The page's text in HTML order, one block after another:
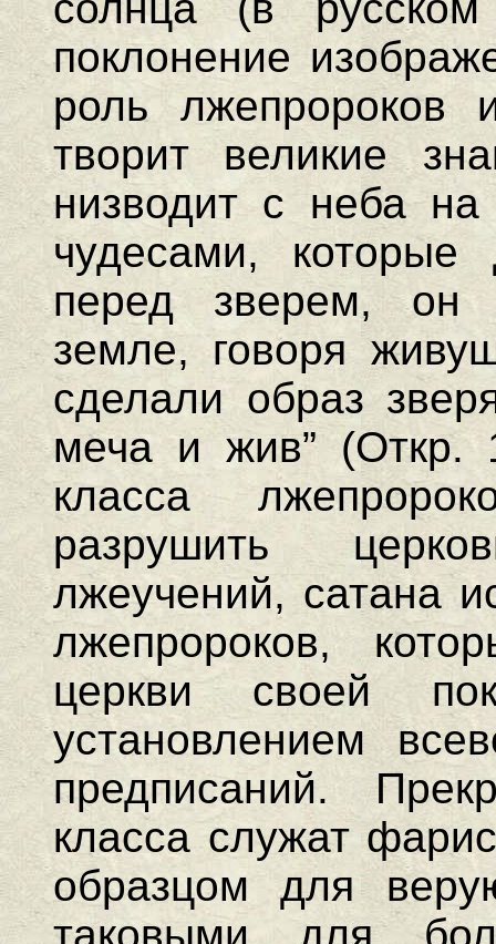
поклонение
роль лжепророков
творит великие
низводит с неба
чудесами,
перед зверем, он
земле, говоря
сделали образ
меча и жив” (Откр.
класса
разрушить
лжеучений, сатана
лжепророков,
церкви своей
установлением
предписаний.
класса служат
образцом для
таковыми для